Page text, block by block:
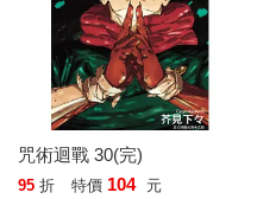
咒術迴戰 30(完)
95 折 特價 104 元